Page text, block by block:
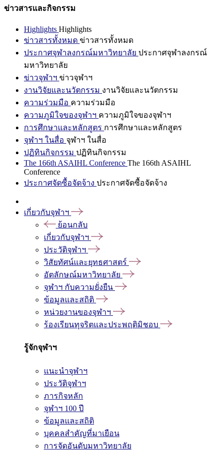
ข่าวสารและกิจกรรม
Highlights Highlights
ข่าวสารทั้งหมด ข่าวสารทั้งหมด
ประกาศจุฬาลงกรณ์มหาวิทยาลัย ประกาศจุฬาลงกรณ์
มหาวิทยาลัย
ข่าวจุฬาฯ ข่าวจุฬาฯ
งานวิจัยและนวัตกรรม งานวิจัยและนวัตกรรม
ความร่วมมือ ความร่วมมือ
ความภูมิใจของจุฬาฯ ความภูมิใจของจุฬาฯ
การศึกษาและหลักสูตร การศึกษาและหลักสูตร
จุฬาฯ ในสื่อ จุฬาฯ ในสื่อ
ปฏิทินกิจกรรม ปฏิทินกิจกรรม
The 166th ASAIHL Conference The 166th ASAIHL
Conference
ประกาศจัดซื้อจัดจ้าง ประกาศจัดซื้อจัดจ้าง
เกี่ยวกับจุฬาฯ
ย้อนกลับ
เกี่ยวกับจุฬาฯ
ประวัติจุฬาฯ
วิสัยทัศน์และยุทธศาสตร์
อัตลักษณ์มหาวิทยาลัย
จุฬาฯ กับความยั่งยืน
ข้อมูลและสถิติ
หน่วยงานของจุฬาฯ
ร้องเรียนทุจริตและประพฤติมิชอบ
รู้จักจุฬาฯ
แนะนำจุฬาฯ
ประวัติจุฬาฯ
ภารกิจหลัก
จุฬาฯ 100 ปี
ข้อมูลและสถิติ
บุคคลสำคัญที่มาเยือน
การจัดอันดับมหาวิทยาลัย